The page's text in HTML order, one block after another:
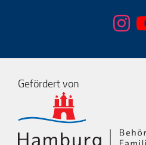
Gefördert von